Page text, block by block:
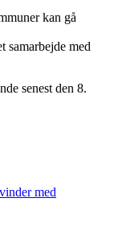
kan gå
samarbejde med
senest den 8.
med